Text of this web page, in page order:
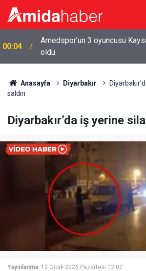
Amedspor’un 3 oyuncusu
oldu
23:48
Daniel Moreno Amedspor’a
ayrılıyorum’
Anasayfa Diyarbakır
saldırı
Diyarbakır’da iş yerine
Yayınlanma: 12 Ocak 2026 Pazartesi 12:02